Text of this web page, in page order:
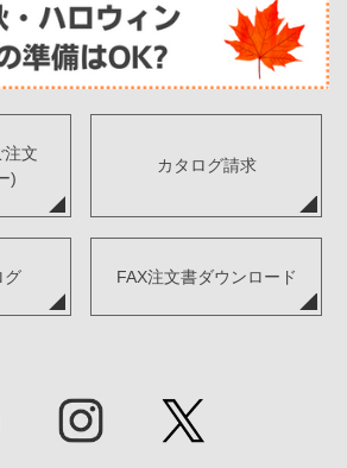
注文
)
カタログ請求
グ FAX注文書ダウンロード